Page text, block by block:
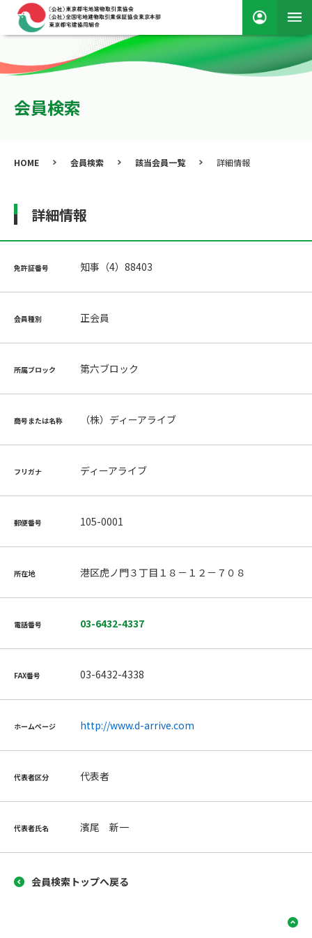
会員検索
HOME 会員検索 該当会員一覧 詳細情報
詳細情報
免許証番号 知事（4）88403
会員種別 正会員
所属ブロック 第六ブロック
商号または名称 （株）ディーアライブ
フリガナ ディーアライブ
郵便番号 105-0001
所在地 港区虎ノ門３丁目１８－１２－７０８
電話番号 03-6432-4337
FAX番号 03-6432-4338
ホームページ http://www.d-arrive.com
代表者区分 代表者
代表者氏名 濱尾 新一
会員検索トップへ戻る